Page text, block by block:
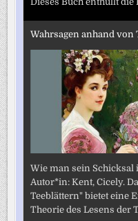
Wahrsagen anhand von
Wie man sein Schicksal
Autor*in: Kent, Cicely.
Teeblättern" bietet eine
Theorie des Lesens der